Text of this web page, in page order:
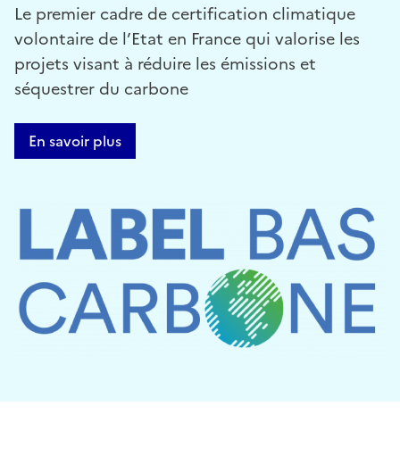
Le premier cadre de certification climatique
volontaire de l’Etat en France qui valorise les
projets visant à réduire les émissions et
séquestrer du carbone
En savoir plus